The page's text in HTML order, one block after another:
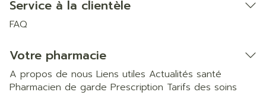
Service à la clientèle
FAQ
Votre pharmacie
A propos de nous Liens utiles Actualités santé
Pharmacien de garde Prescription Tarifs des soins